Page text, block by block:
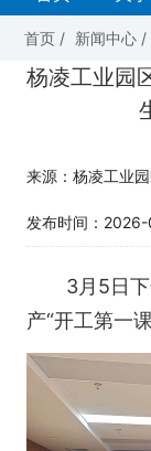
首页 / 新闻中心 /
杨凌工业园
来源：杨凌工业
发布时间：
3月5日
产“开工第一